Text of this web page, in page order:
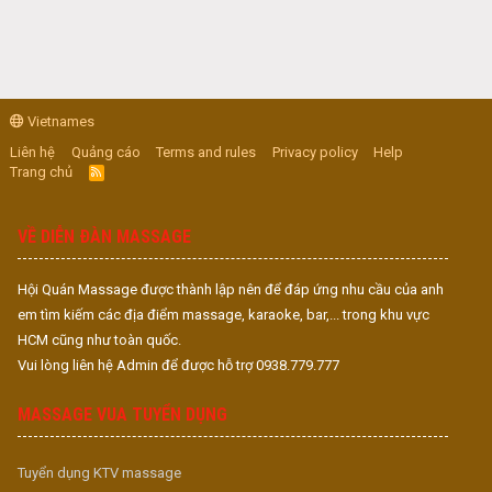
Vietnames
Liên hệ
Quảng cáo Terms and rules Privacy policy
Help
Trang chủ
R
S
VỀ DIỄN ĐÀN MASSAGE
Hội Quán Massage được thành lập nên để đáp ứng nhu cầu của anh
em tìm kiếm các địa điểm massage, karaoke, bar,... trong khu vực
HCM cũng như toàn quốc.
Vui lòng liên hệ Admin để được hỗ trợ 0938.779.777
MASSAGE VUA TUYỂN DỤNG
Tuyển dụng KTV massage